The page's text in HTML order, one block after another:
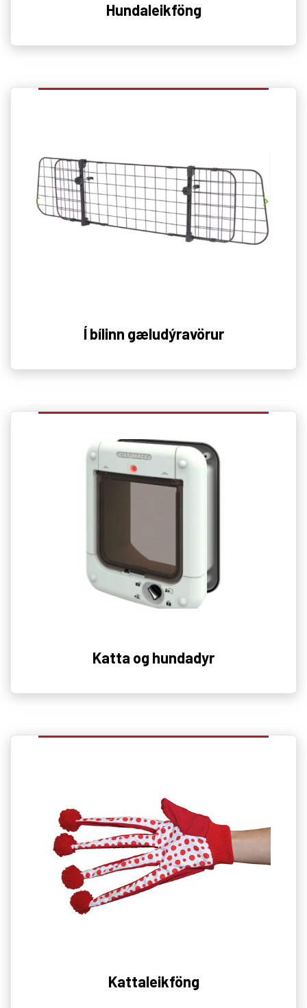
Hundaleikföng
Í bílinn gæludýravörur
Katta og hundadyr
Kattaleikföng